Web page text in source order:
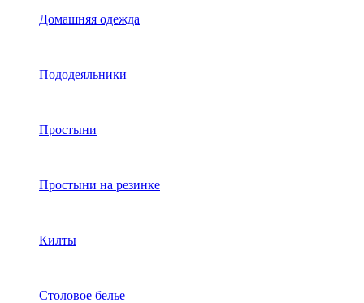
Домашняя одежда
Пододеяльники
Простыни
Простыни на резинке
Килты
Столовое белье